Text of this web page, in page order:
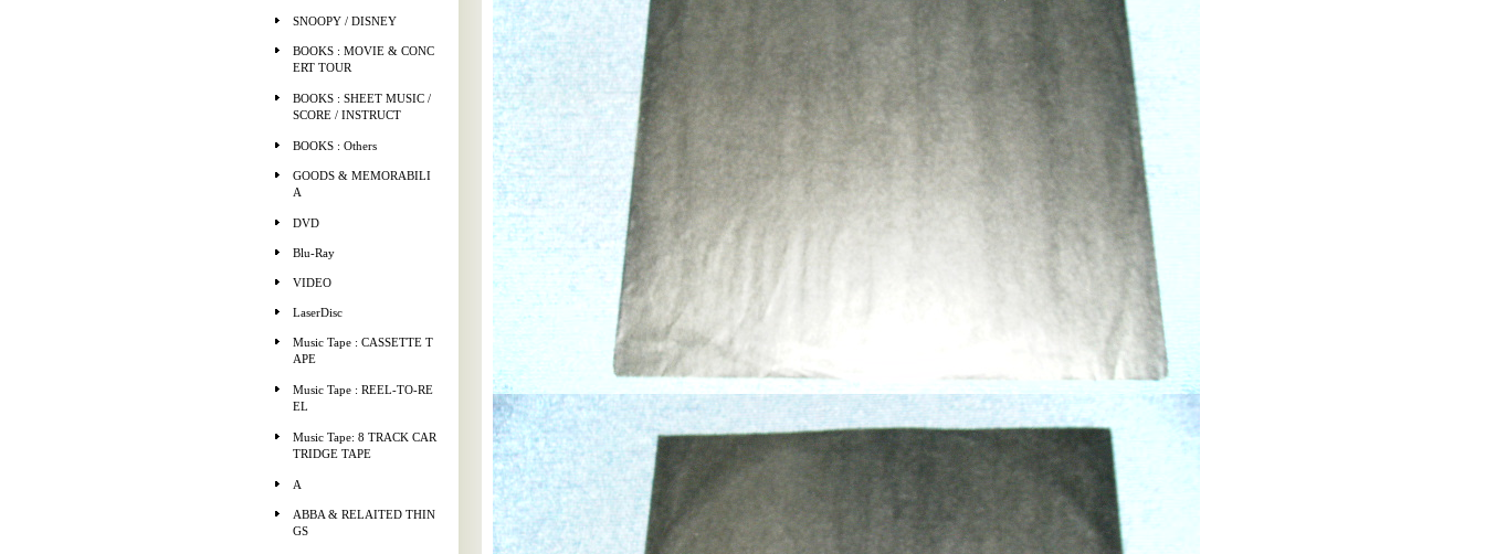
SNOOPY / DISNEY
BOOKS : MOVIE & CONC
ERT TOUR
BOOKS : SHEET MUSIC /
SCORE / INSTRUCT
BOOKS : Others
GOODS & MEMORABILI
A
DVD
Blu-Ray
VIDEO
LaserDisc
Music Tape : CASSETTE T
APE
Music Tape : REEL-TO-RE
EL
Music Tape: 8 TRACK CAR
TRIDGE TAPE
A
ABBA & RELAITED THIN
GS